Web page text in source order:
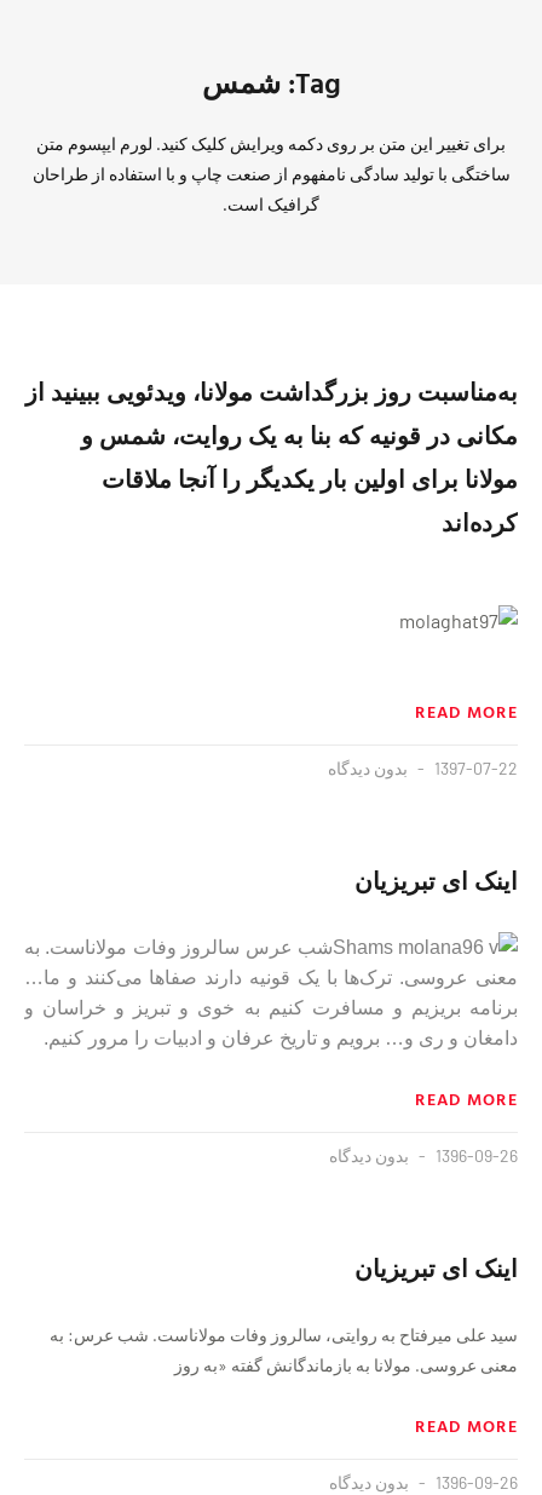
Tag: شمس
برای تغییر این متن بر روی دکمه ویرایش کلیک کنید. لورم ایپسوم متن
ساختگی با تولید سادگی نامفهوم از صنعت چاپ و با استفاده از طراحان
گرافیک است.
به‌مناسبت روز بزرگداشت مولانا، ویدئویی ببینید از
مکانی در قونیه که بنا به یک روایت، شمس و
مولانا برای اولین بار یکدیگر را آنجا ملاقات
کرده‌اند
READ MORE
1397-07-22 بدون دیدگاه
اینک‌ ای تبریزیان
شب عرس سالروز وفات مولاناست. به
معنی عروسی. ترک‌ها با یک قونیه دارند صفا‌ها می‌کنند و ما…
برنامه بریزیم و مسافرت کنیم به خوی و تبریز و خراسان و
دامغان و ری و… برویم و تاریخ عرفان و ادبیات را مرور کنیم.
READ MORE
1396-09-26 بدون دیدگاه
اینک‌ ای تبریزیان
سید علی میرفتاح به روایتی، سالروز وفات مولاناست. شب عرس: به
معنی عروسی. مولانا به بازماندگانش گفته «به روز
READ MORE
1396-09-26 بدون دیدگاه